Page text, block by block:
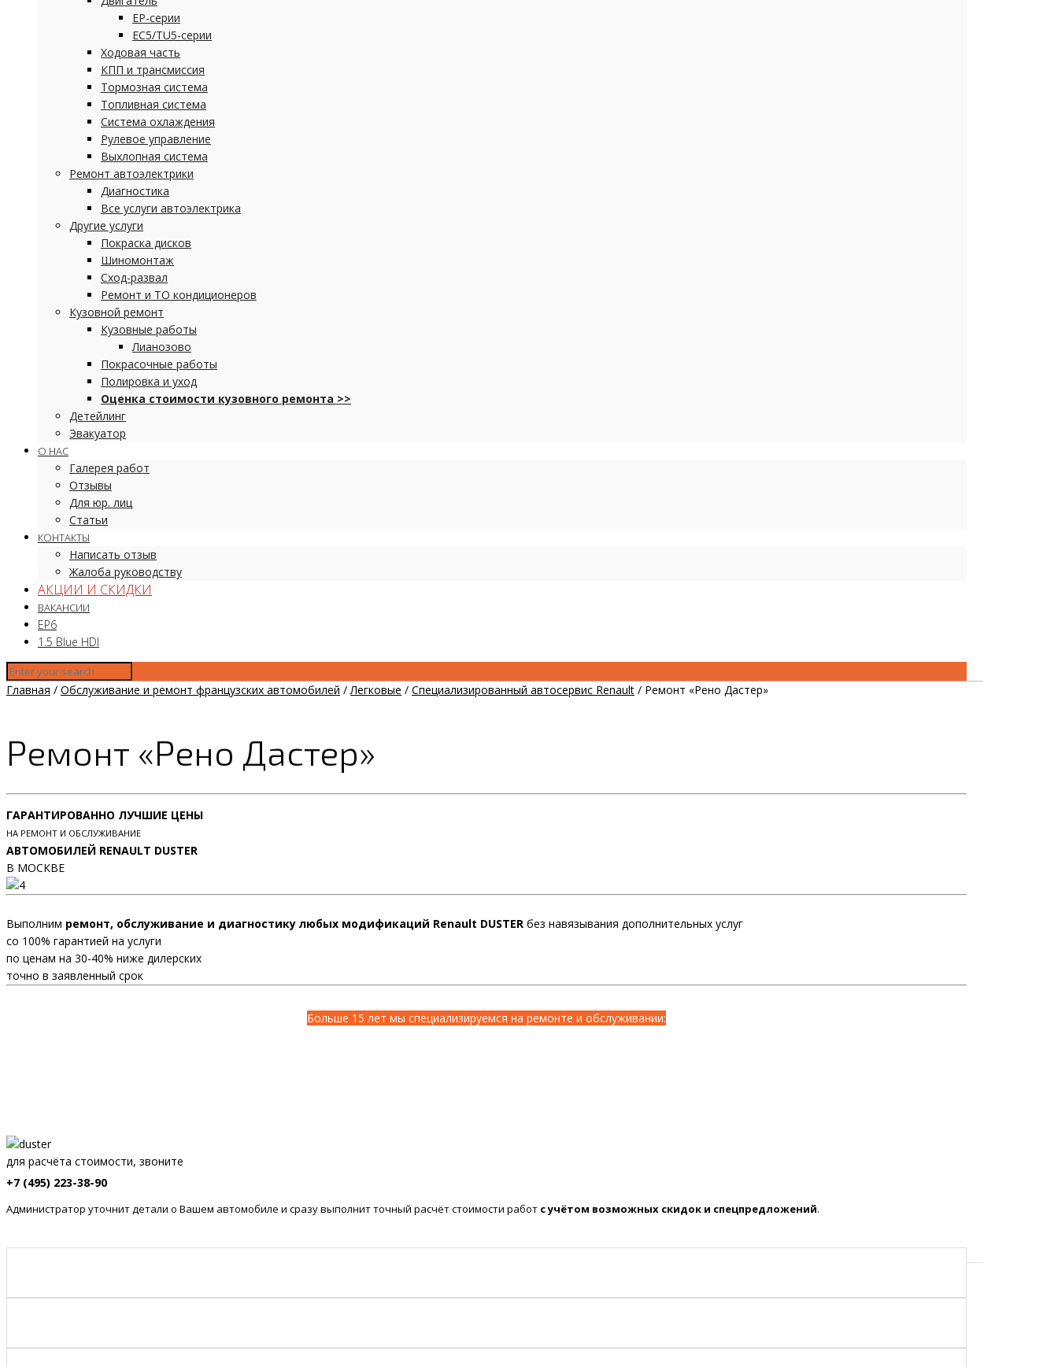
EP-серии
EC5/TU5-серии
Ходовая часть
КПП и трансмиссия
Тормозная система
Топливная система
Система охлаждения
Рулевое управление
Выхлопная система
Ремонт автоэлектрики
Диагностика
Все услуги автоэлектрика
Другие услуги
Покраска дисков
Шиномонтаж
Сход-развал
Ремонт и ТО кондиционеров
Кузовной ремонт
Кузовные работы
Лианозово
Покрасочные работы
Полировка и уход
Оценка стоимости кузовного ремонта >>
Детейлинг
Эвакуатор
О НАС
Галерея работ
Отзывы
Для юр. лиц
Статьи
КОНТАКТЫ
Написать отзыв
Жалоба руководству
АКЦИИ И СКИДКИ
ВАКАНСИИ
EP6
1.5 Blue HDI
Главная / Обслуживание и ремонт французских автомобилей / Легковые / Специализированный автосервис Renault / Ремонт «Рено Дастер»
Ремонт «Рено Дастер»
ГАРАНТИРОВАННО ЛУЧШИЕ ЦЕНЫ
НА РЕМОНТ И ОБСЛУЖИВАНИЕ
АВТОМОБИЛЕЙ RENAULT DUSTER
В МОСКВЕ
Выполним ремонт, обслуживание и диагностику любых модификаций Renault DUSTER без навязывания дополнительных услуг
со 100% гарантией на услуги
по ценам на 30-40% ниже дилерских
точно в заявленный срок
Больше 15 лет мы специализируемся на ремонте и обслуживании:
для расчёта стоимости, звоните
+7 (495) 223-38-90
Администратор уточнит детали о Вашем автомобиле и сразу выполнит точный расчёт стоимости работ с учётом возможных скидок и спецпредложений.